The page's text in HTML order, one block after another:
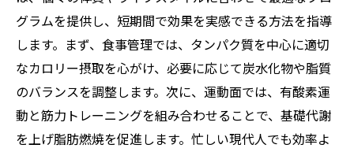
グラムを提供し、短期間で効果を実感できる方法を指導
します。まず、食事管理では、タンパク質を中心に適切
なカロリー摂取を心がけ、必要に応じて炭水化物や脂質
のバランスを調整します。次に、運動面では、有酸素運
動と筋力トレーニングを組み合わせることで、基礎代謝
を上げ脂肪燃焼を促進します。忙しい現代人でも効率よ